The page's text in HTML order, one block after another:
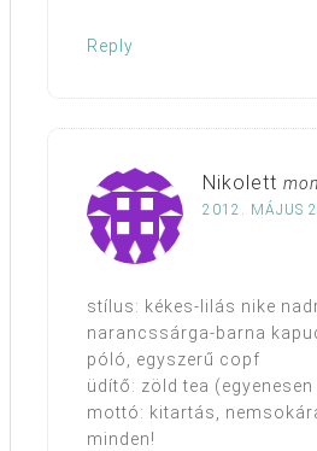
Reply
Nikolett
2012. MÁJUS
stílus: kékes-lilás nike
narancssárga-barna
póló, egyszerű copf
üdítő: zöld tea
mottó: kitartás,
minden!